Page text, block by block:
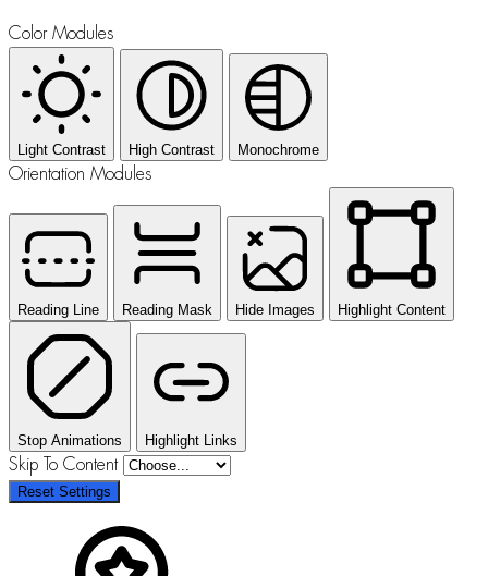
Color Modules
Light Contrast High Contrast Monochrome
Orientation Modules
Reading Line Reading Mask Hide Images Highlight Content
Stop Animations Highlight Links
Skip To Content
Reset Settings